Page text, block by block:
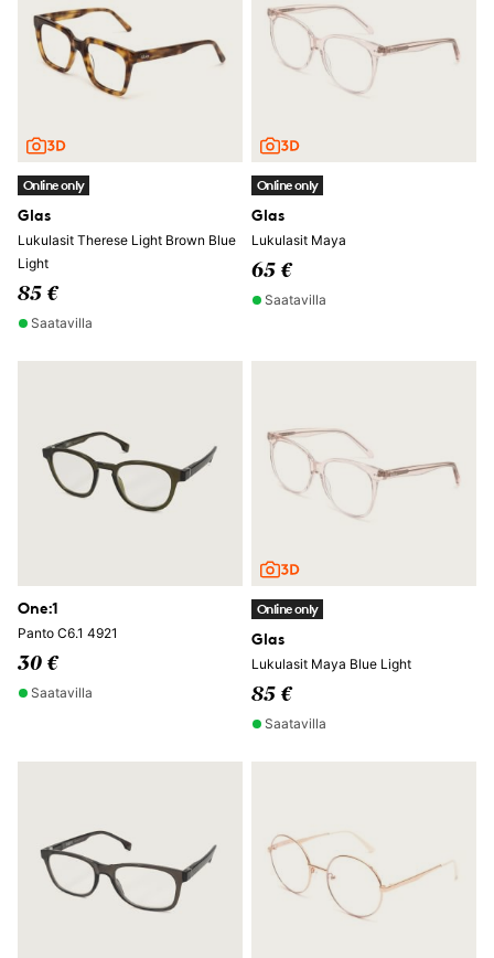
Online only
Glas
Lukulasit Therese Light Brown Blue
Light
85 €
Saatavilla
Online only
Glas
Lukulasit Maya
65 €
Saatavilla
One:1
Panto C6.1 4921
30 €
Saatavilla
Online only
Glas
Lukulasit Maya Blue Light
85 €
Saatavilla